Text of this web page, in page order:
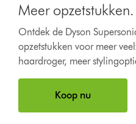
Meer
Ontdek de Dyson
opzetstukken voor meer
haardroger, meer
Koop nu